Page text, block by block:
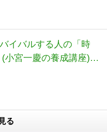
イバルする人の「時
小宮一慶の養成講座)
書)
る